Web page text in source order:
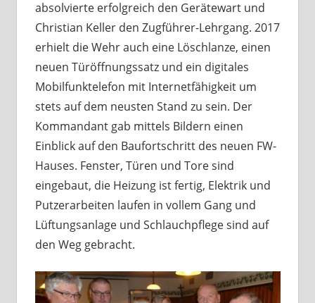
absolvierte erfolgreich den Gerätewart und
Christian Keller den Zugführer-Lehrgang. 2017
erhielt die Wehr auch eine Löschlanze, einen
neuen Türöffnungssatz und ein digitales
Mobilfunktelefon mit Internetfähigkeit um
stets auf dem neusten Stand zu sein. Der
Kommandant gab mittels Bildern einen
Einblick auf den Baufortschritt des neuen FW-
Hauses. Fenster, Türen und Tore sind
eingebaut, die Heizung ist fertig, Elektrik und
Putzerarbeiten laufen in vollem Gang und
Lüftungsanlage und Schlauchpflege sind auf
den Weg gebracht.